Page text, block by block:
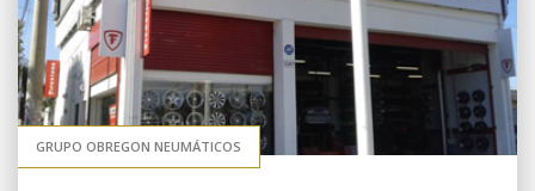
GRUPO OBREGON NEUMÁTICOS